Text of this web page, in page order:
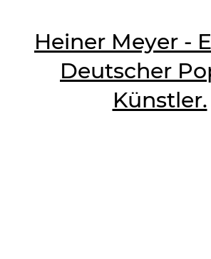
Heiner Meyer -
Deutscher
Künstler.